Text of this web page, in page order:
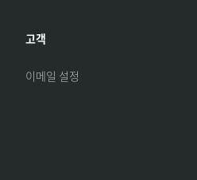
고객
이메일 설정